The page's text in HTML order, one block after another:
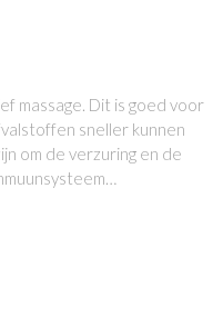
massage. Dit is goed voor
sneller kunnen
om de verzuring en de